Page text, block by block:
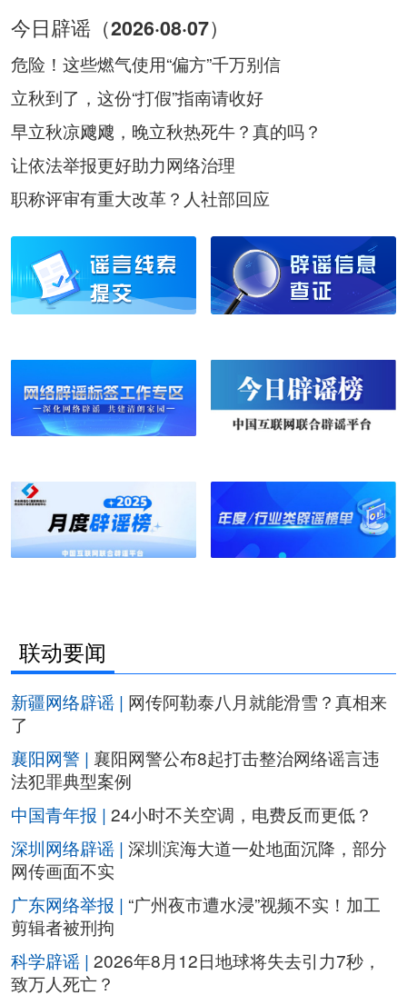
今日辟谣（2026·08·07）
危险！这些燃气使用“偏方”千万别信
立秋到了，这份“打假”指南请收好
早立秋凉飕飕，晚立秋热死牛？真的吗？
让依法举报更好助力网络治理
职称评审有重大改革？人社部回应
联动要闻
新疆网络辟谣 | 网传阿勒泰八月就能滑雪？真相来
了
襄阳网警 | 襄阳网警公布8起打击整治网络谣言违
法犯罪典型案例
中国青年报 | 24小时不关空调，电费反而更低？
深圳网络辟谣 | 深圳滨海大道一处地面沉降，部分
网传画面不实
广东网络举报 | “广州夜市遭水浸”视频不实！加工
剪辑者被刑拘
科学辟谣 | 2026年8月12日地球将失去引力7秒，
致万人死亡？